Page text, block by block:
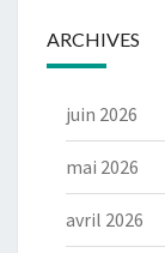
ARCHIVES
juin 2026
mai 2026
avril 2026